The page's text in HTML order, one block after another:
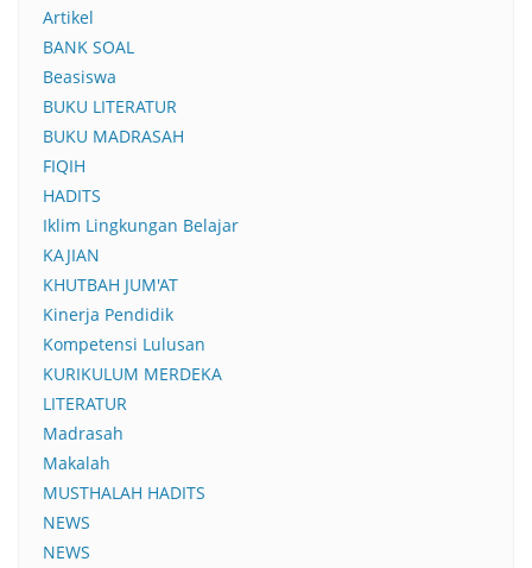
Artikel
BANK SOAL
Beasiswa
BUKU LITERATUR
BUKU MADRASAH
FIQIH
HADITS
Iklim Lingkungan Belajar
KAJIAN
KHUTBAH JUM'AT
Kinerja Pendidik
Kompetensi Lulusan
KURIKULUM MERDEKA
LITERATUR
Madrasah
Makalah
MUSTHALAH HADITS
NEWS
NEWS